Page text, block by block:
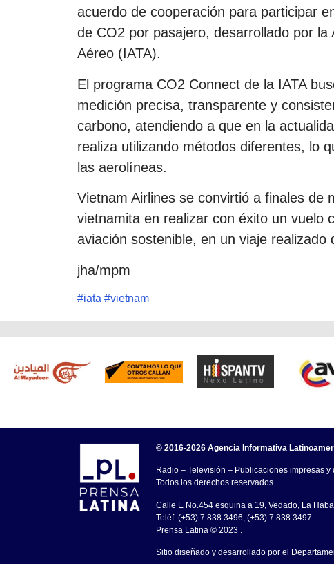
acuerdo de cooperación para participar
de CO2 por pasajero, desarrollado por
Aéreo (IATA).
El programa CO2 Connect de la IATA
medición precisa, transparente y
carbono, atendiendo a que en la
realiza utilizando métodos diferentes, lo
las aerolíneas.
Vietnam Airlines se convirtió a finales de
vietnamita en realizar con éxito un vuelo
aviación sostenible, en un viaje realizado
jha/mpm
#iata #vietnam
© 2016-2026 Agencia Informativa
Radio – Televisión – Publicaciones impresas y
Todos los derechos reservados.
Calle E No.454 esquina a 19, Vedado, La
Teléf: (+53) 7 838 3496, (+53) 7 838 3497
Prensa Latina © 2023 .
Sitio diseñado y desarrollado por el